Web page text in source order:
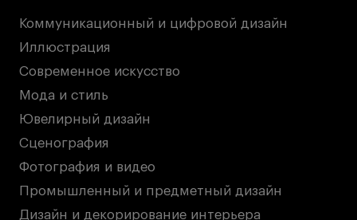
Конкурсы
Участие в выставках
Летние стажировки
Проекты студентов
Работы студентов
«Живые» проекты
Участие в выставках
Коммуникационный и цифровой дизайн
Иллюстрация
Современное искусство
Мода и стиль
Ювелирный дизайн
Сценография
Фотография и видео
Промышленный и предметный дизайн
Дизайн и декорирование интерьера